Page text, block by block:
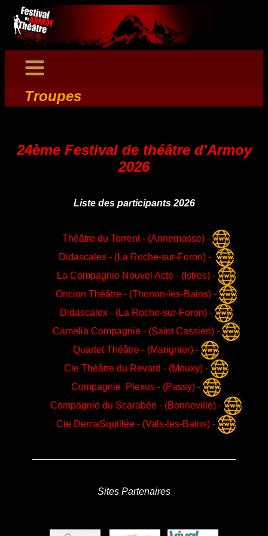
Troupes
24ème Festival de théâtre d'Armoy
2026
Liste des participants 2026
Théâtre du Torrent - (Annemasse) -
Didascalex - (La Roche-sur-Foron) -
La Compagnie Nouvel Acte - (Istres) -
Oncion Théâtre - (Thonon-les-Bains) -
Didascalex - (La Roche-sur-Foron) -
Camelia Compagnie - (Saint Cassien) -
Quartet Théâtre - (Marignier) -
Cie Théâtre du Revard - (Mouxy) -
Compagnie Plexus - (Passy) -
Compagnie du Scarabée - (Bonneville) -
Cie DemaSquillée - (Vals-les-Bains) -
Sites Partenaires